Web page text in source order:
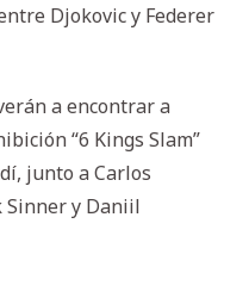
Djokovic y Federer
a encontrar a
“6 Kings Slam”
junto a Carlos
Sinner y Daniil